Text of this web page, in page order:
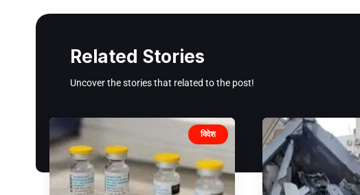
Related Stories
Uncover the stories that related to the post!
विदेश